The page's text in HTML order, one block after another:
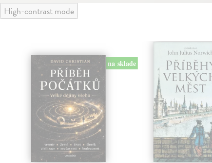
High-contrast mode
na sklade